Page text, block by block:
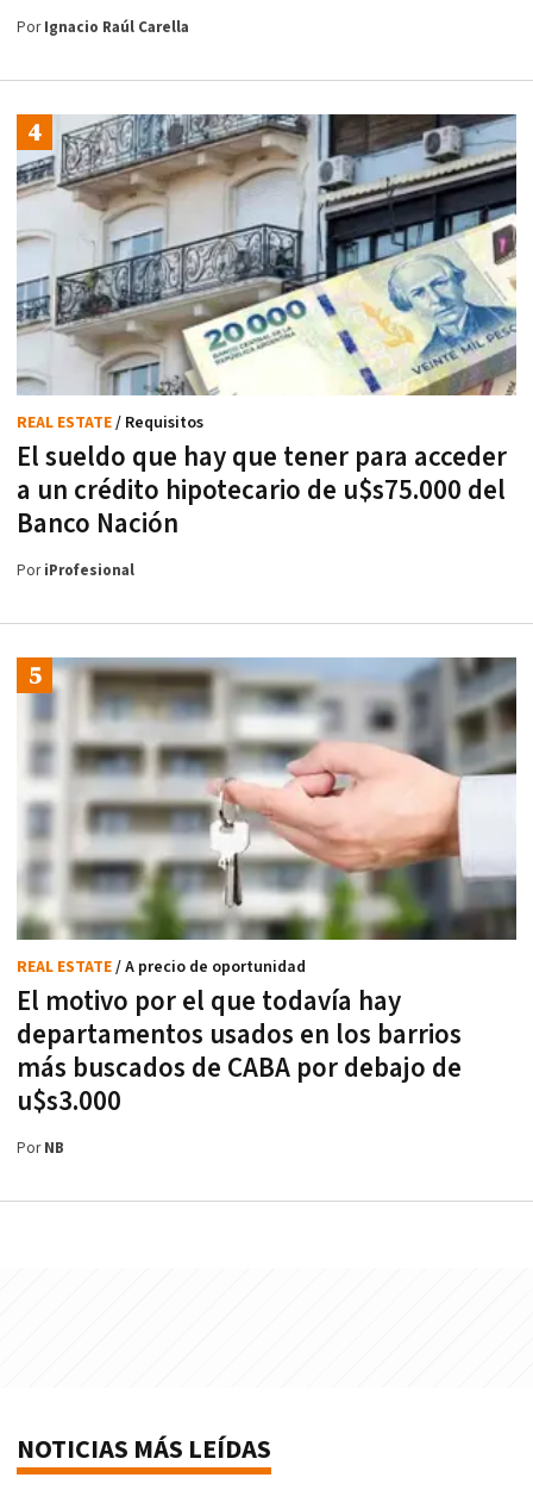
PorIgnacio Raúl Carella
El sueldo que hay que tener para acceder
a un crédito hipotecario de u$s75.000 del
Banco Nación
REAL ESTATE/ Requisitos
PoriProfesional
El motivo por el que todavía hay
departamentos usados en los barrios
más buscados de CABA por debajo de
u$s3.000
REAL ESTATE/ A precio de oportunidad
PorNB
NOTICIAS MÁS LEÍDAS